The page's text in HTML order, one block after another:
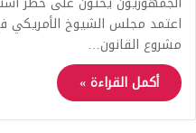
مشروع القانون…
أكمل القراءة »